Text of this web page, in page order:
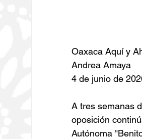
Oaxaca Aquí y
Andrea Amaya
4 de junio de
A tres semanas
oposición
Autónoma